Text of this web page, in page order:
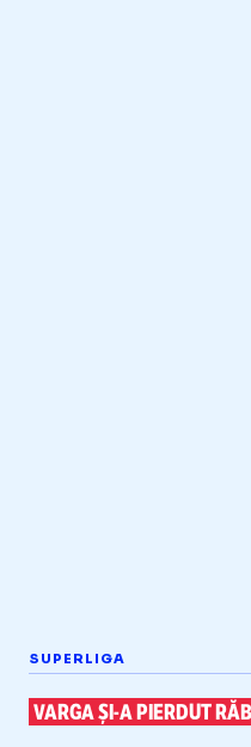
SUPERLIGA
VARGAȘI-APIERDUT